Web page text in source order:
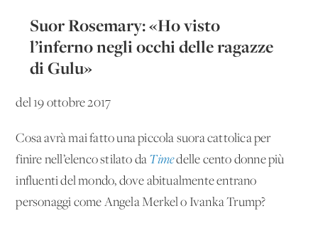
Suor Rosemary: «Ho visto
l’inferno negli occhi delle ragazze
di Gulu»
del 19 ottobre 2017
Cosa avrà mai fatto una piccola suora cattolica per
finire nell’elenco stilato da Timedelle cento donne più
influenti del mondo, dove abitualmente entrano
personaggi come Angela Merkel o Ivanka Trump?